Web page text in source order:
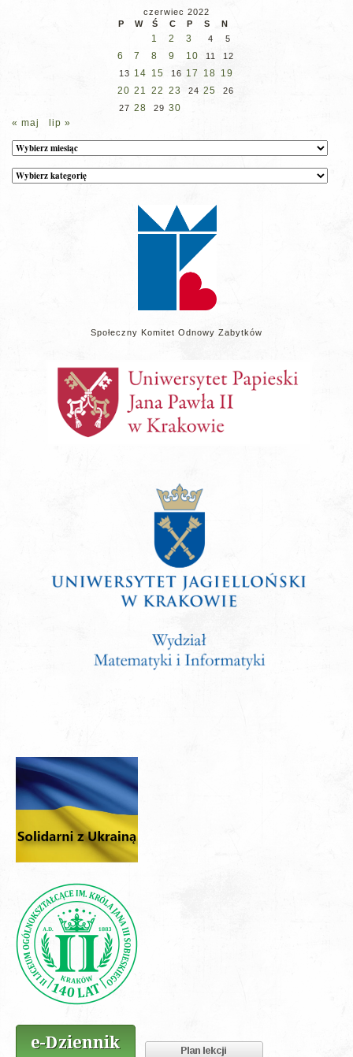
czerwiec 2022
P
W Ś C P S N
1 2 3 4 5
6 7 8 9 10 11
12
13 14 15 16 17 18 19
20 21 22 23 24 25
26
27 28 29 30
« maj
lip »
Archiwum
Kategorie
wpisów
Społeczny Komitet Odnowy Zabytków